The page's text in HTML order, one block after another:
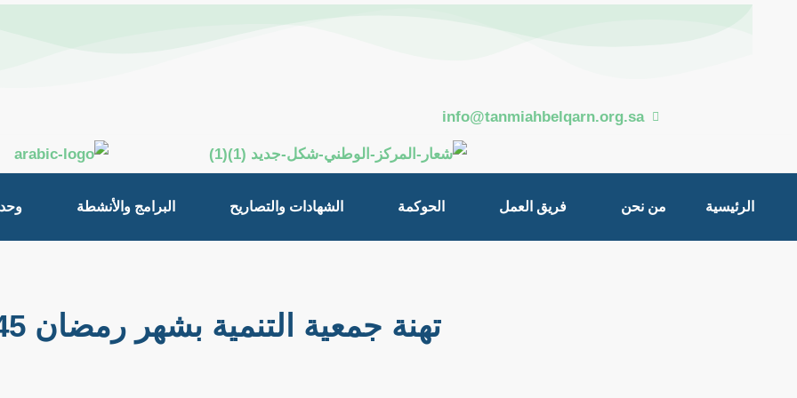
info@tanmiahbelqarn.org.sa
الرئيسية من نحن فريق العمل الحوكمة الشهادات والتصاريح البرامج والأنشطة
تهنة جمعية التنمية بشهر رمضان 1445